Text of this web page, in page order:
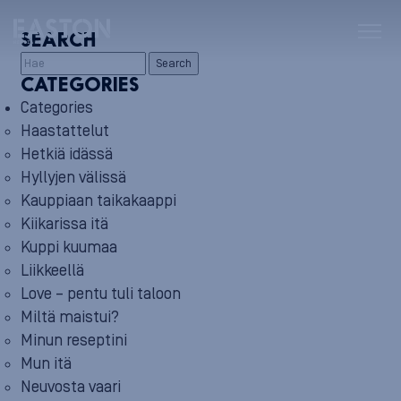
SEARCH
Search
CATEGORIES
Categories
Haastattelut
Hetkiä idässä
Hyllyjen välissä
Kauppiaan taikakaappi
Kiikarissa itä
Kuppi kuumaa
Liikkeellä
Love – pentu tuli taloon
Miltä maistui?
Minun reseptini
Mun itä
Neuvosta vaari